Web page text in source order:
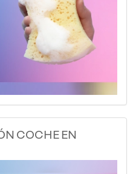
COCHE EN